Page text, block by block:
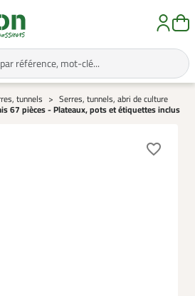
tunnels Serres, tunnels, abri de culture
67 pièces - Plateaux, pots et étiquettes inclus
favorite_border